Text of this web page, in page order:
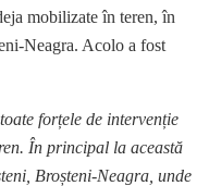
mobilizate în teren, în
Neagra. Acolo a fost
forțele de intervenție
În principal la această
Broșteni-Neagra, unde